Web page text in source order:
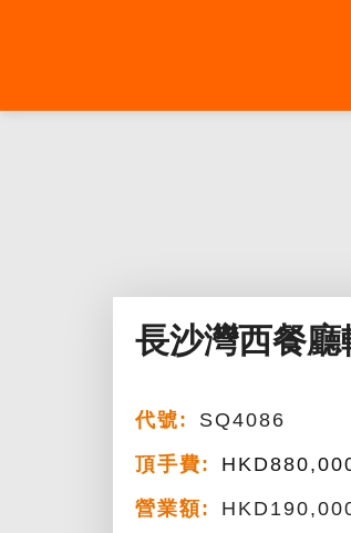
長沙灣西餐廳
代號: SQ4086
頂手費:
HKD
營業額: